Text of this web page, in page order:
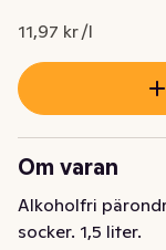
11,97 kr /l
Om varan
Alkoholfri
socker. 1,5 liter.